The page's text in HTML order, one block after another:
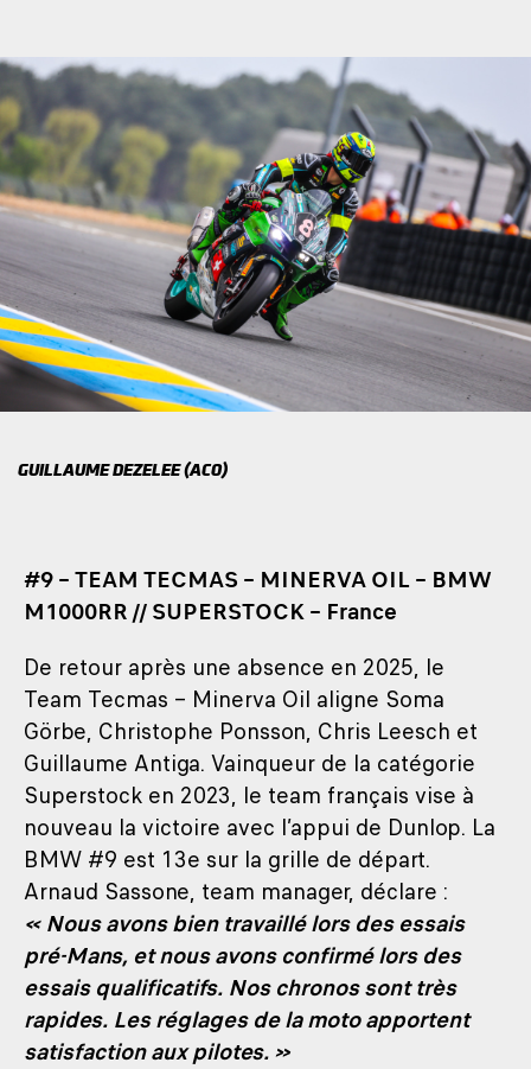
GUILLAUME DEZELEE (ACO)
#9 – TEAM TECMAS – MINERVA OIL – BMW
M1000RR // SUPERSTOCK – France
De retour après une absence en 2025, le
Team Tecmas – Minerva Oil aligne Soma
Görbe, Christophe Ponsson, Chris Leesch et
Guillaume Antiga. Vainqueur de la catégorie
Superstock en 2023, le team français vise à
nouveau la victoire avec l’appui de Dunlop. La
BMW #9 est 13e sur la grille de départ.
Arnaud Sassone, team manager, déclare :
« Nous avons bien travaillé lors des essais
pré-Mans, et nous avons confirmé lors des
essais qualificatifs. Nos chronos sont très
rapides. Les réglages de la moto apportent
satisfaction aux pilotes. »